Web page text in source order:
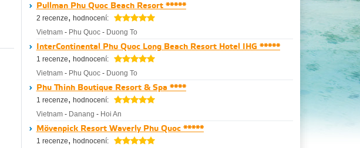
Pullman Phu Quoc Beach Resort *****
2 recenze, hodnocení:
Vietnam - Phu Quoc - Duong To
InterContinental Phu Quoc Long Beach Resort Hotel IHG *****
1 recenze, hodnocení:
Vietnam - Phu Quoc - Duong To
Phu Thinh Boutique Resort & Spa ****
1 recenze, hodnocení:
Vietnam - Danang - Hoi An
Mövenpick Resort Waverly Phu Quoc *****
1 recenze, hodnocení: